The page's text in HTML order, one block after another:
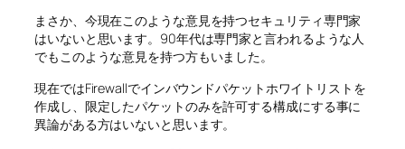
まさか、今現在このような意見を持つセキュリティ専門家
はいないと思います。90年代は専門家と言われるような人
でもこのような意見を持つ方もいました。
現在ではFirewallでインバウンドパケットホワイトリストを
作成し、限定したパケットのみを許可する構成にする事に
異論がある方はいないと思います。